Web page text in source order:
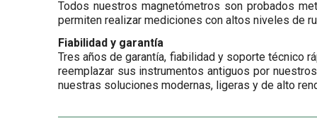
Todos nuestros magnetómetros son probados
permiten realizar mediciones con altos niveles de
Fiabilidad y garantía
Tres años de garantía, fiabilidad y soporte técnico
reemplazar sus instrumentos antiguos por
nuestras soluciones modernas, ligeras y de alto